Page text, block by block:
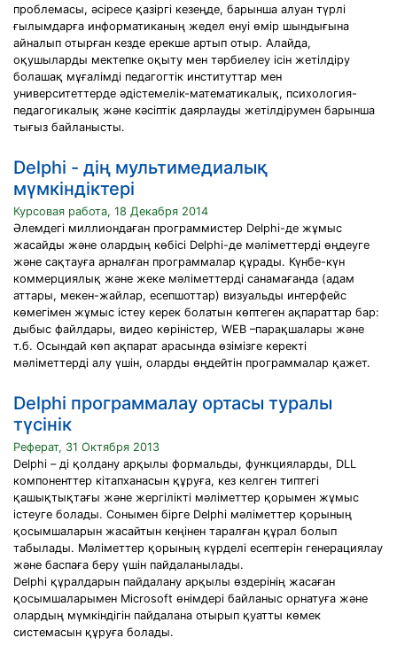
проблемасы, әсіресе қазіргі кезеңде, барынша алуан түрлі
ғылымдарға информатиканың жедел енуі өмір шындығына
айналып отырған кезде ерекше артып отыр. Алайда,
оқушыларды мектепке оқыту мен тәрбиелеу ісін жетілдіру
болашақ мұғалімді педагогтік институттар мен
университеттерде әдістемелік-математикалық, психология-
педагогикалық және кәсіптік даярлауды жетілдірумен барынша
тығыз байланысты.
Delphi - дің мультимедиалық
мүмкіндіктері
Курсовая работа, 18 Декабря 2014
Әлемдегі миллиондаған программистер Delphi-де жұмыс
жасайды және олардың көбісі Delphi-де мәліметтерді өңдеуге
және сақтауға арналған программалар құрады. Күнбе-күн
коммерциялық және жеке мәліметтерді санамағанда (адам
аттары, мекен-жайлар, есепшоттар) визуальды интерфейс
көмегімен жұмыс істеу керек болатын көптеген ақпараттар бар:
дыбыс файлдары, видео көріністер, WEB –парақшалары және
т.б. Осындай көп ақпарат арасында өзімізге керекті
мәліметтерді алу үшін, оларды өңдейтін программалар қажет.
Delphi программалау ортасы туралы
түсінік
Реферат, 31 Октября 2013
Delphi – ді қолдану арқылы формальды, функцияларды, DLL
компоненттер кітапханасын құруға, кез келген типтегі
қашықтықтағы және жергілікті мәліметтер қорымен жұмыс
істеуге болады. Сонымен бірге Delphi мәліметтер қорының
қосымшаларын жасайтын кеңінен таралған құрал болып
табылады. Мәліметтер қорының күрделі есептерін генерациялау
және баспаға беру үшін пайдаланылады.
Delphi құралдарын пайдалану арқылы өздерінің жасаған
қосымшаларымен Microsoft өнімдері байланыс орнатуға және
олардың мүмкіндігін пайдалана отырып қуатты көмек
системасын құруға болады.